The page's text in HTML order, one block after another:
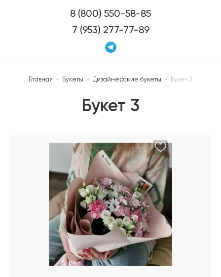
8 (800) 550-58-85
7 (953) 277-77-89
Главная • Букеты • Дизайнерские букеты • Букет 3
Букет 3